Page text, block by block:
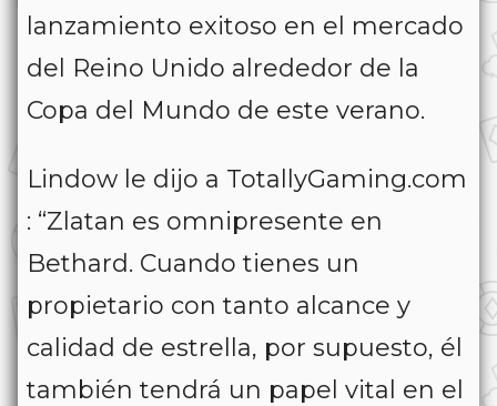
lanzamiento exitoso en el mercado
del Reino Unido alrededor de la
Copa del Mundo de este verano.
Lindow le dijo a TotallyGaming.com
: “Zlatan es omnipresente en
Bethard. Cuando tienes un
propietario con tanto alcance y
calidad de estrella, por supuesto, él
también tendrá un papel vital en el